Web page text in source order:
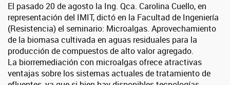
El pasado 20 de agosto la Ing. Qca. Carolina Cuello, en
representación del IMIT, dictó en la Facultad de Ingeniería
(Resistencia)el seminario: Microalgas. Aprovechamiento
de la biomasa cultivada en aguas residuales para la
producción de compuestos de alto valor agregado.
La biorremediación con microalgas ofrece atractivas
ventajas sobre los sistemas actuales de tratamiento de